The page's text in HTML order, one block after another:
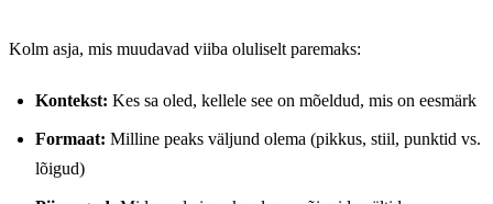
Kolm asja, mis muudavad viiba oluliselt paremaks:
Kontekst: Kes sa oled, kellele see on mõeldud, mis on eesmärk
Formaat: Milline peaks väljund olema (pikkus, stiil, punktid vs.
lõigud)